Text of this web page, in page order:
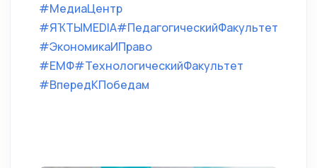
#МедиаЦентр
#ЯҠТЫMEDIA#ПедагогическийФакультет
#ЭкономикаИПраво
#ЕМФ#ТехнологическийФакультет
#ВпередКПобедам